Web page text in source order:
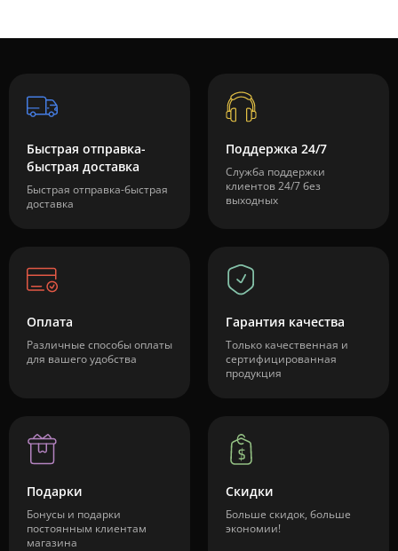
Быстрая отправка-
быстрая доставка
Быстрая отправка-быстрая
доставка
Поддержка 24/7
Служба поддержки
клиентов 24/7 без
выходных
Оплата
Различные способы оплаты
для вашего удобства
Гарантия качества
Только качественная и
сертифицированная
продукция
Подарки
Бонусы и подарки
постоянным клиентам
магазина
Скидки
Больше скидок, больше
экономии!